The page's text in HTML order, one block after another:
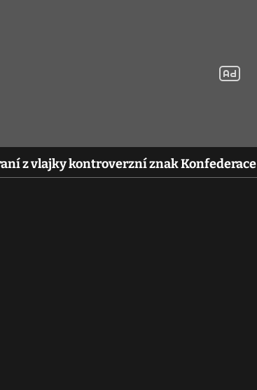
z vlajky kontroverzní znak Konfederace